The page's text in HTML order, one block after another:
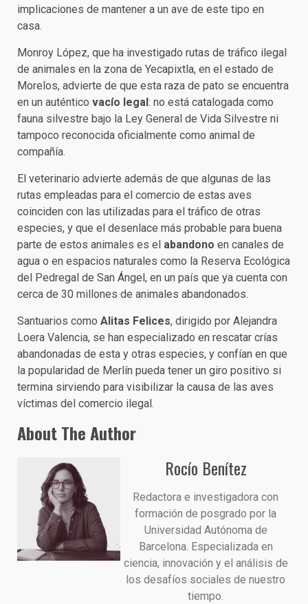
implicaciones de mantener a un ave de este tipo en
casa.
Monroy López, que ha investigado rutas de tráfico ilegal
de animales en la zona de Yecapixtla, en el estado de
Morelos, advierte de que esta raza de pato se encuentra
en un auténtico vacío legal: no está catalogada como
fauna silvestre bajo la Ley General de Vida Silvestre ni
tampoco reconocida oficialmente como animal de
compañía.
El veterinario advierte además de que algunas de las
rutas empleadas para el comercio de estas aves
coinciden con las utilizadas para el tráfico de otras
especies, y que el desenlace más probable para buena
parte de estos animales es el abandono en canales de
agua o en espacios naturales como la Reserva Ecológica
del Pedregal de San Ángel, en un país que ya cuenta con
cerca de 30 millones de animales abandonados.
Santuarios como Alitas Felices, dirigido por Alejandra
Loera Valencia, se han especializado en rescatar crías
abandonadas de esta y otras especies, y confían en que
la popularidad de Merlín pueda tener un giro positivo si
termina sirviendo para visibilizar la causa de las aves
víctimas del comercio ilegal.
About The Author
Rocío Benítez
Redactora e investigadora con
formación de posgrado por la
Universidad Autónoma de
Barcelona. Especializada en
ciencia, innovación y el análisis de
los desafíos sociales de nuestro
tiempo.